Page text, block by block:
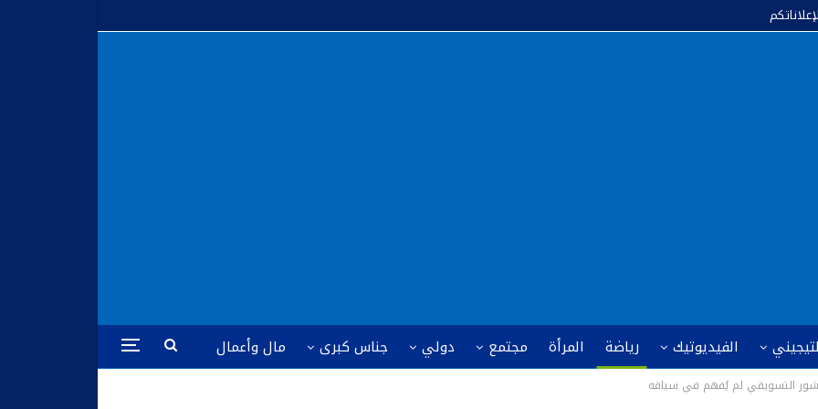
لإعلاناتكم
الفيديوتيك رياضة المرأة مجتمع دولي جناس كبرى
مال وأعمال
التسويقي لم يُفهم في سياقه